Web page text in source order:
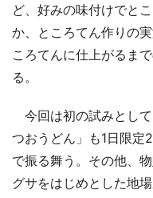
ど、好みの味付けでと
か、ところてん作りの
ころてんに仕上がるま
る。
今回は初の試みとし
つおうどん」も1日限
で振る舞う。その他、
グサをはじめとした地場